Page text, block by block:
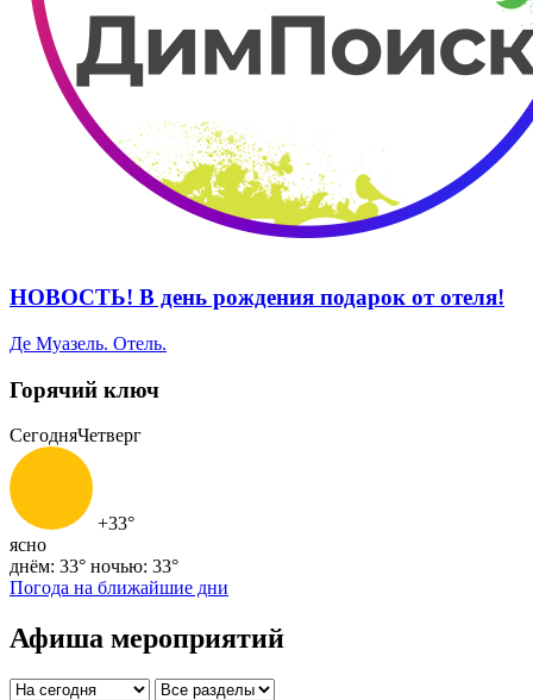
НОВОСТЬ! В день рождения подарок от отеля!
Де Муазель. Отель.
Горячий ключ
СегодняЧетверг
+33°
ясно
днём: 33° ночью: 33°
Погода на ближайшие дни
Афиша мероприятий